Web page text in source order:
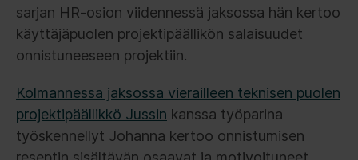
sarjan HR-osion viidennessä jaksossa hän kertoo
käyttäjäpuolen projektipäällikön salaisuudet
onnistuneeseen projektiin.
Kolmannessa jaksossa vierailleen teknisen puolen
projektipäällikkö Jussin kanssa työparina
työskennellyt Johanna kertoo onnistumisen